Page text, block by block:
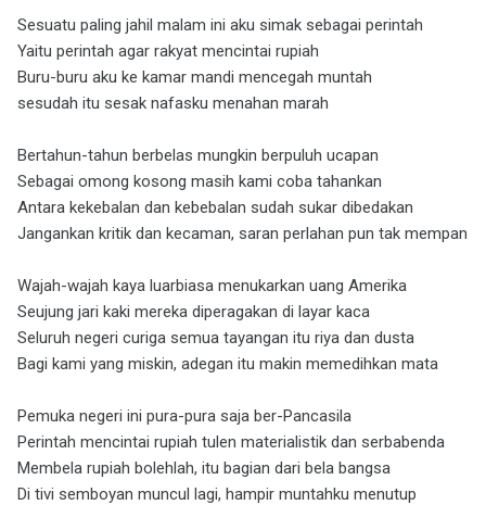
Sesuatu paling jahil malam ini aku simak sebagai perintah
Yaitu perintah agar rakyat mencintai rupiah
Buru-buru aku ke kamar mandi mencegah muntah
sesudah itu sesak nafasku menahan marah
Bertahun-tahun berbelas mungkin berpuluh ucapan
Sebagai omong kosong masih kami coba tahankan
Antara kekebalan dan kebebalan sudah sukar dibedakan
Jangankan kritik dan kecaman, saran perlahan pun tak mempan
Wajah-wajah kaya luarbiasa menukarkan uang Amerika
Seujung jari kaki mereka diperagakan di layar kaca
Seluruh negeri curiga semua tayangan itu riya dan dusta
Bagi kami yang miskin, adegan itu makin memedihkan mata
Pemuka negeri ini pura-pura saja ber-Pancasila
Perintah mencintai rupiah tulen materialistik dan serbabenda
Membela rupiah bolehlah, itu bagian dari bela bangsa
Di tivi semboyan muncul lagi, hampir muntahku menutup